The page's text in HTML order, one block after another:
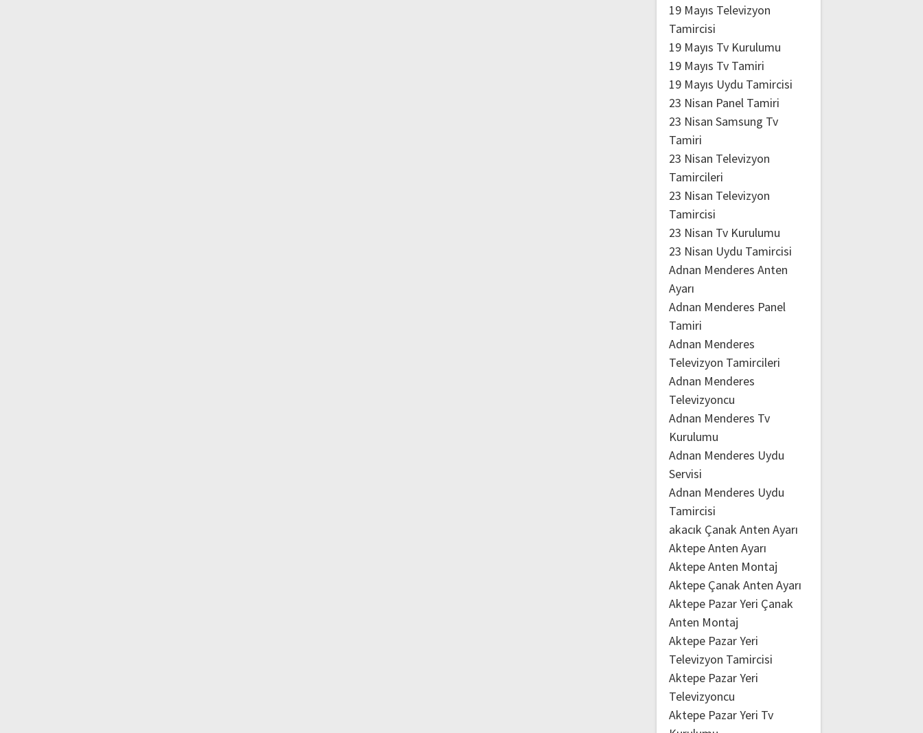
19 Mayıs Televizyon
Tamircisi
19 Mayıs Tv Kurulumu
19 Mayıs Tv Tamiri
19 Mayıs Uydu Tamircisi
23 Nisan Panel Tamiri
23 Nisan Samsung Tv
Tamiri
23 Nisan Televizyon
Tamircileri
23 Nisan Televizyon
Tamircisi
23 Nisan Tv Kurulumu
23 Nisan Uydu Tamircisi
Adnan Menderes Anten
Ayarı
Adnan Menderes Panel
Tamiri
Adnan Menderes
Televizyon Tamircileri
Adnan Menderes
Televizyoncu
Adnan Menderes Tv
Kurulumu
Adnan Menderes Uydu
Servisi
Adnan Menderes Uydu
Tamircisi
akacık Çanak Anten Ayarı
Aktepe Anten Ayarı
Aktepe Anten Montaj
Aktepe Çanak Anten Ayarı
Aktepe Pazar Yeri Çanak
Anten Montaj
Aktepe Pazar Yeri
Televizyon Tamircisi
Aktepe Pazar Yeri
Televizyoncu
Aktepe Pazar Yeri Tv